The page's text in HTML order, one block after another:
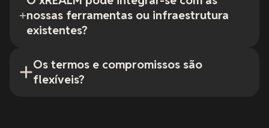
nossas ferramentas ou infraestrutura
existentes?
Os termos e compromissos são
flexíveis?